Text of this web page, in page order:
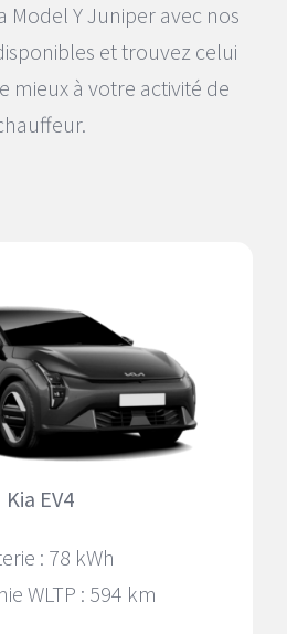
Model Y Juniper avec nos
et trouvez celui
mieux à votre activité de
Kia EV4
: 78 kWh
WLTP : 594 km